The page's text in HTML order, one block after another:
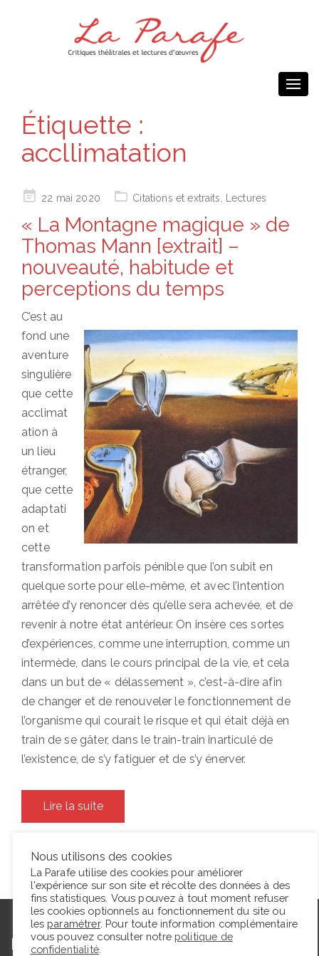
Étiquette :
accllimatation
Posted22 mai 2020 Citations et extraits Lectures
« La Montagne magique » de
Thomas Mann [extrait] –
nouveauté, habitude et
perceptions du temps
C’est au
fond une
aventure
singulière
que cette
acclimat
ation à
un lieu
étranger,
que cette
adaptati
on et
cette
transformation parfois pénible que l’on subit en
quelque sorte pour elle-même, et avec l’intention
arrêtée d’y renoncer dès qu’elle sera achevée, et de
revenir à notre état antérieur. On insère ces sortes
d’expériences, comme une interruption, comme un
intermède, dans le cours principal de la vie, et cela
dans un but de « délassement », c’est-à-dire afin
de changer et de renouveler le fonctionnement de
l’organisme qui courait le risque et qui était déjà en
train de se gâter, dans le train-train inarticulé de
l’existence, de s’y fatiguer et de s’y énerver.
Lire la suite
L’autrice
Nous utilisons des cookies
La Parafe utilise des cookies pour améliorer
l'expérience sur son site et récolte des données à des
fins statistiques. Vous pouvez à tout moment refuser
les cookies optionnels au fonctionnement du site ou
les paramétrer. Pour toute information complémentaire
vous pouvez consulter notre politique de
confidentialité.